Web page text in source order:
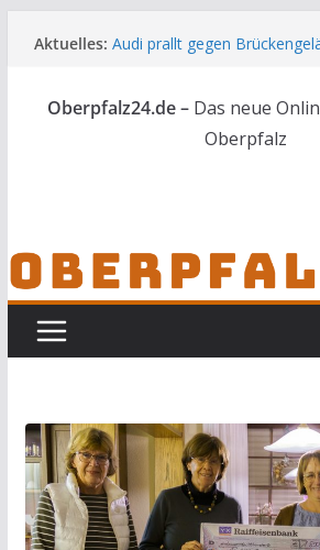
Inhalt
Aktuelles: Audi prallt gegen
Kindergeburtstag endet für
Polizeigewahrsam
Wenn selbst der Polizeialltag
Oberpfalz24.de – Das neue
Oberpfalz